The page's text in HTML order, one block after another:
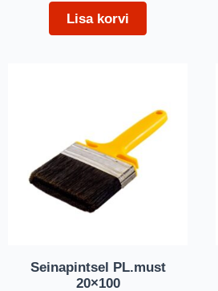
Lisa korvi
Seinapintsel PL.must
20×100